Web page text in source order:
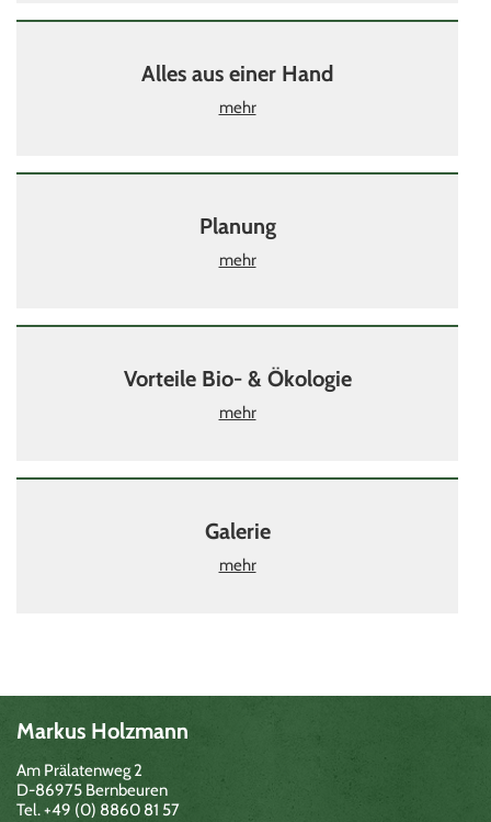
Alles aus einer Hand
mehr
Planung
mehr
Vorteile Bio- & Ökologie
mehr
Galerie
mehr
Markus Holzmann
Am Prälatenweg 2
D-86975 Bernbeuren
Tel. +49 (0) 8860 81 57